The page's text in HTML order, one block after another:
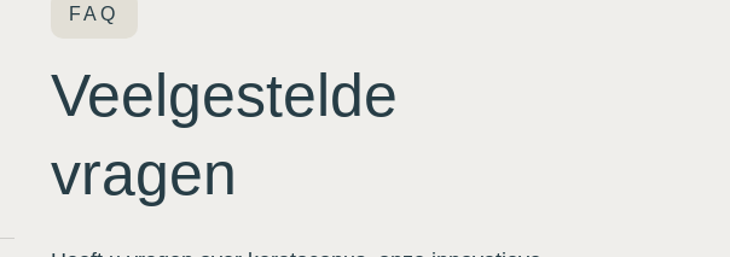
FAQ
Veelgestelde
vragen